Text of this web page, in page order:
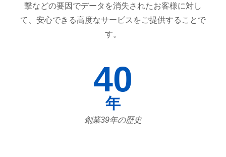
撃などの要因でデータを消失されたお客様に対し
て、安心できる高度なサービスをご提供することで
す。
40
年
創業39年の歴史